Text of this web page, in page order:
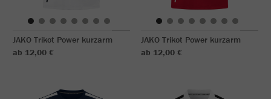
JAKO Trikot Power kurzarm
ab 12,00 €
JAKO Trikot Power kurzarm
ab 12,00 €